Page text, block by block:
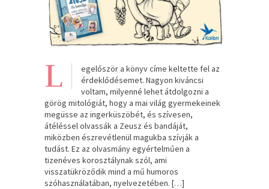
L
egelőször a könyv címe keltette fel az
érdeklődésemet. Nagyon kiváncsi
voltam, milyenné lehet átdolgozni a
görög mitológiát, hogy a mai világ gyermekeinek
megüsse az ingerküszöbét, és szívesen,
átéléssel olvassák a Zeusz és bandáját,
miközben észrevétlenül magukba szívják a
tudást. Ez az olvasmány egyértelműen a
tizenéves korosztálynak szól, ami
visszatükröződik mind a mű humoros
szóhasználatában, nyelvezetében. […]